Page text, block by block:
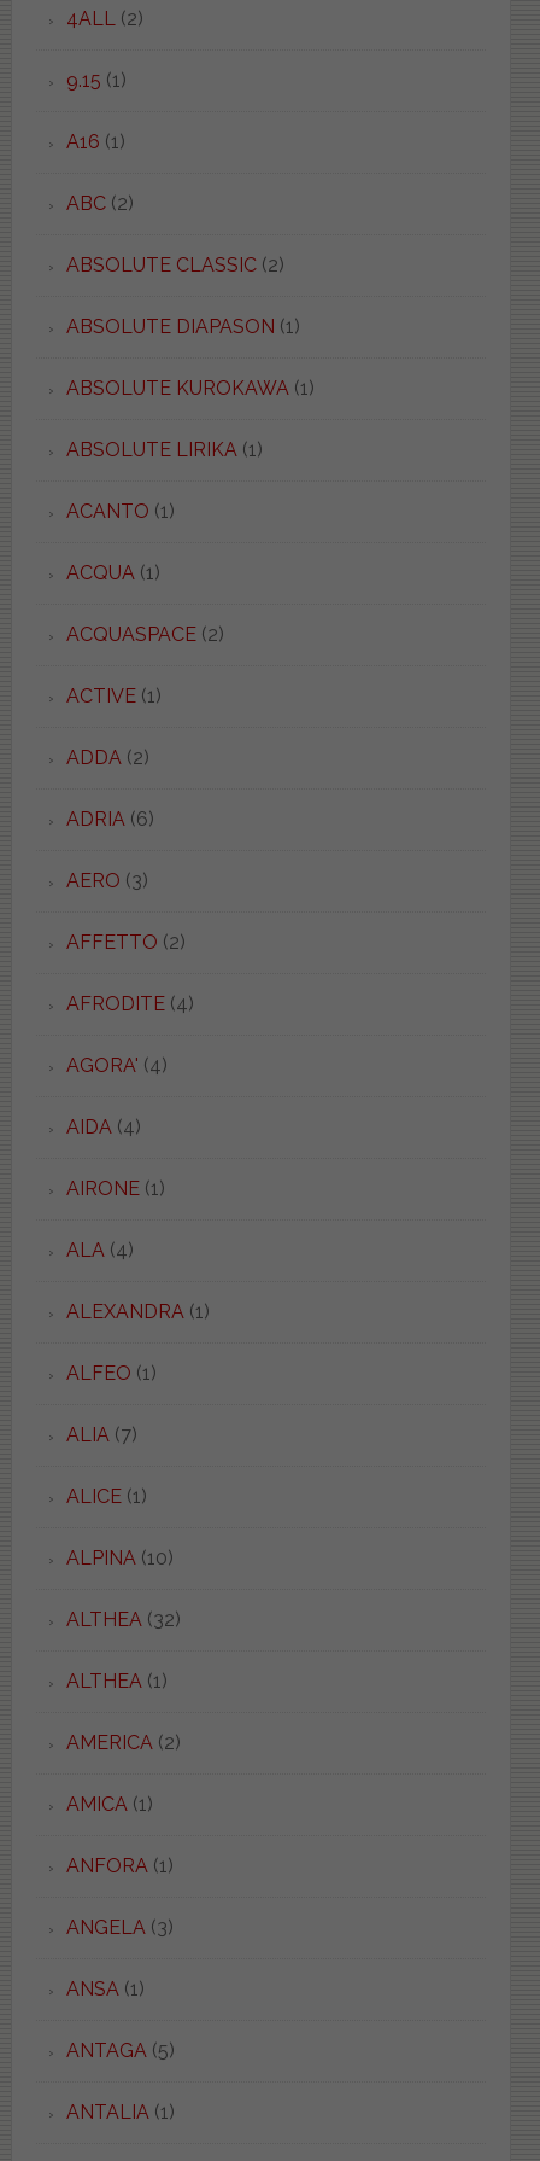
4ALL(2)
9.15 (1)
A16 (1)
ABC(2)
ABSOLUTE CLASSIC(2)
ABSOLUTE DIAPASON (1)
ABSOLUTE KUROKAWA(1)
ABSOLUTE LIRIKA(1)
ACANTO (1)
ACQUA(1)
ACQUASPACE(2)
ACTIVE(1)
ADDA(2)
ADRIA(6)
AERO (3)
AFFETTO (2)
AFRODITE(4)
AGORA' (4)
AIDA(4)
AIRONE(1)
ALA(4)
ALEXANDRA(1)
ALFEO (1)
ALIA(7)
ALICE(1)
ALPINA(10)
ALTHEA(32)
ALTHEA(1)
AMERICA(2)
AMICA(1)
ANFORA(1)
ANGELA(3)
ANSA(1)
ANTAGA(5)
ANTALIA(1)